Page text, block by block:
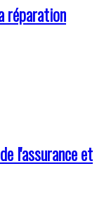
réparation
l'assurance et